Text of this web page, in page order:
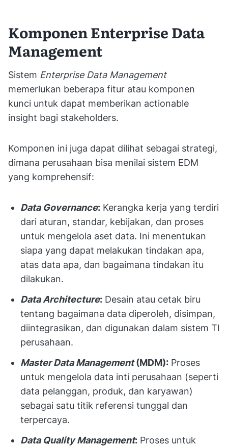
Komponen Enterprise Data
Management
Sistem Enterprise Data Management
memerlukan beberapa fitur atau komponen
kunci untuk dapat memberikan actionable
insight bagi stakeholders.
Komponen ini juga dapat dilihat sebagai strategi,
dimana perusahaan bisa menilai sistem EDM
yang komprehensif:
Data Governance: Kerangka kerja yang terdiri
dari aturan, standar, kebijakan, dan proses
untuk mengelola aset data. Ini menentukan
siapa yang dapat melakukan tindakan apa,
atas data apa, dan bagaimana tindakan itu
dilakukan.
Data Architecture: Desain atau cetak biru
tentang bagaimana data diperoleh, disimpan,
diintegrasikan, dan digunakan dalam sistem TI
perusahaan.
Master Data Management(MDM): Proses
untuk mengelola data inti perusahaan (seperti
data pelanggan, produk, dan karyawan)
sebagai satu titik referensi tunggal dan
terpercaya.
Data Quality Management: Proses untuk